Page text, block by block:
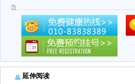
延伸阅读